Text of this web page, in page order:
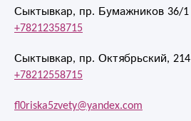
Сыктывкар, пр. Бумажников 36/1
+78212358715
Сыктывкар, пр. Октябрьский, 214
+78212558715
fl0riska5zvety@yandex.com